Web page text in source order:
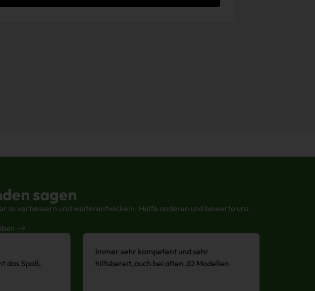
sagen
zu verbessern und weiterentwickeln. Helfe anderen und bewerte uns.
das Spaß,
Immer sehr kompetent und sehr
hilfsbereit, auch bei alten JD Modellen